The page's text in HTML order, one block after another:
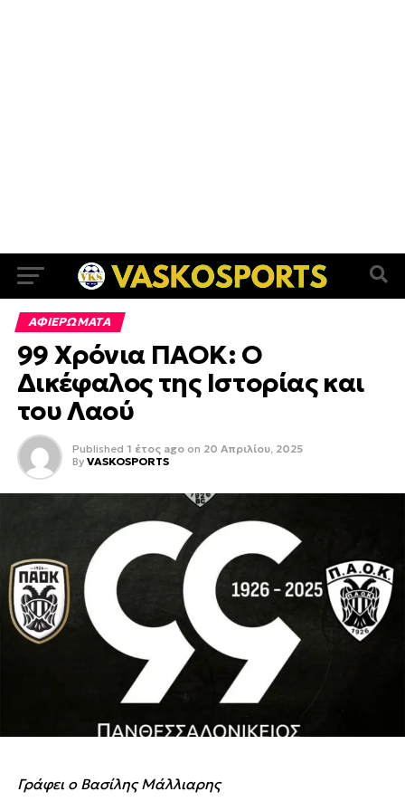
ΑΦΙΕΡΩΜΑΤΑ
99 Χρόνια ΠΑΟΚ: Ο
Δικέφαλος της Ιστορίας και
του Λαού
Published 1 έτος ago on 20 Απριλίου, 2025
By VASKOSPORTS
Γράφει ο Βασίλης Μάλλιαρης